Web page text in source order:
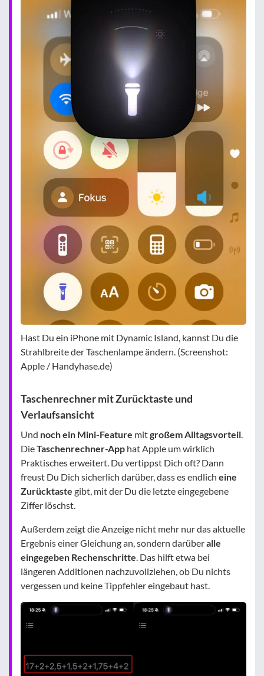
Hast Du ein iPhone mit Dynamic Island, kannst Du die
Strahlbreite der Taschenlampe ändern. (Screenshot:
Apple / Handyhase.de)
Taschenrechner mit Zurücktaste und
Verlaufsansicht
Und noch ein Mini-Feature mitgroßem Alltagsvorteil.
DieTaschenrechner-App hat Apple um wirklich
Praktisches erweitert. Du vertippst Dich oft? Dann
freust Du Dich sicherlich darüber, dass es endlich eine
Zurücktaste gibt, mit der Du die letzte eingegebene
Ziffer löschst.
Außerdem zeigt die Anzeige nicht mehr nur das aktuelle
Ergebnis einer Gleichung an, sondern darüberalle
eingegeben Rechenschritte. Das hilft etwa bei
längeren Additionen nachzuvollziehen, ob Du nichts
vergessen und keine Tippfehler eingebaut hast.